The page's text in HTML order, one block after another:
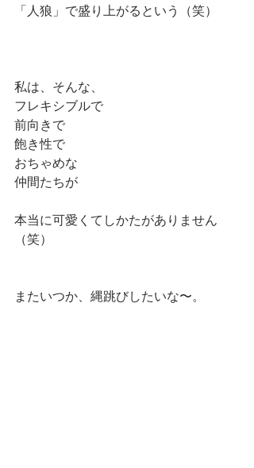
「人狼」で盛り上がるという（笑）
私は、そんな、
フレキシブルで
前向きで
飽き性で
おちゃめな
仲間たちが
本当に可愛くてしかたがありません
（笑）
またいつか、縄跳びしたいな〜。